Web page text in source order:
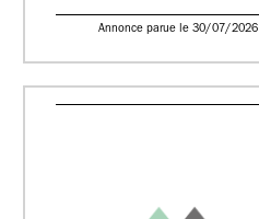
Annonce parue le 30/07/2026